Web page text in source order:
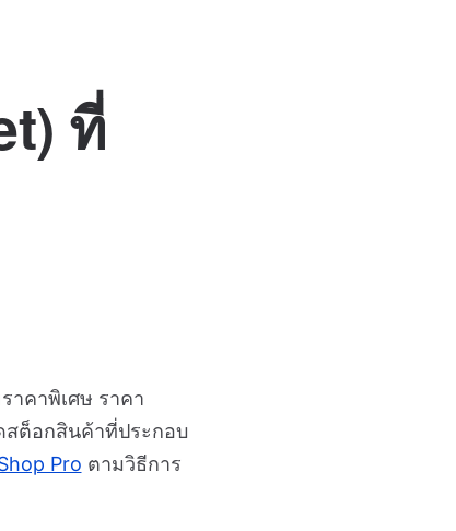
ที่
าคาพิเศษ ราคา
สต็อกสินค้าที่ประกอบ
Pro ตามวิธีการ